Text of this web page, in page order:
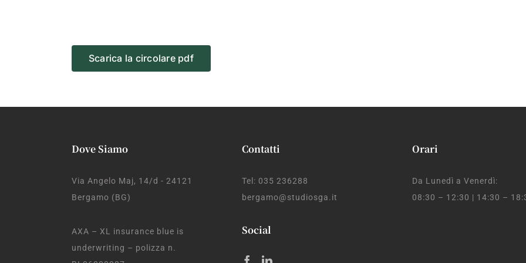
Scarica la circolare pdf
Dove Siamo
Via Angelo Maj, 14/d - 24121
Bergamo (BG)
AXA – XL insurance blue is
underwriting – polizza n.
Contatti
Tel: 035 236288
bergamo@studiosga.it
Social
Orari
Da Lunedì a Venerdì:
08:30 – 12:30 | 14:30 –